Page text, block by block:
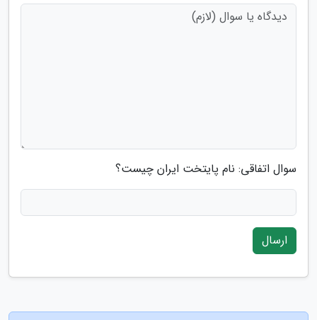
سوال اتفاقی: نام پایتخت ایران چیست؟
ارسال